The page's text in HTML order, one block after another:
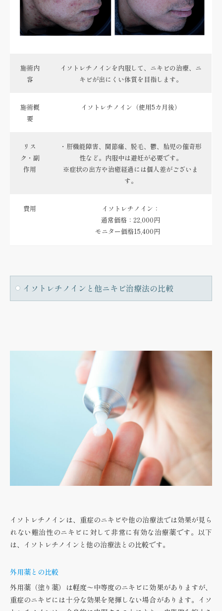
施術内
容
イソトレチノインを内服して、ニキビの治療、ニ
キビが出にくい体質を目指します。
施術概
要
イソトレチノイン（使用5カ月後）
リス
ク・副
作用
・肝機能障害、関節痛、脱毛、鬱、胎児の催奇形
性など。内服中は避妊が必要です。
※症状の出方や治癒経過には個人差がございま
す。
費用
イソトレチノイン：
通常価格：22,000円
モニター価格15,400円
イソトレチノインと他ニキビ治療法の比較
イソトレチノインは、重症のニキビや他の治療法では効果が見ら
れない難治性のニキビに対して非常に有効な治療薬です。以下
は、イソトレチノインと他の治療法との比較です。
外用薬との比較
外用薬（塗り薬）は軽度〜中等度のニキビに効果がありますが、
重症のニキビには十分な効果を発揮しない場合があります。イソ